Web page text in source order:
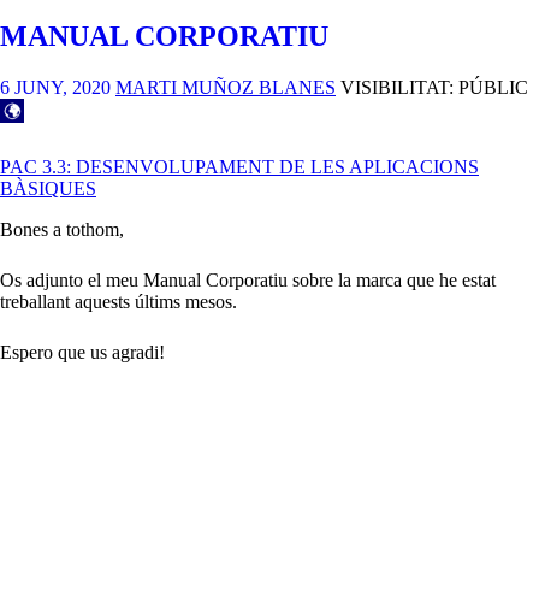
LUCKY
(JORDI
MANUAL CORPORATIU
6 JUNY, 2020 MARTI MUÑOZ BLANES VISIBILITAT: PÚBLIC
PAC 3.3: DESENVOLUPAMENT DE LES APLICACIONS
BÀSIQUES
Bones a tothom,
Os adjunto el meu Manual Corporatiu sobre la marca que he estat
treballant aquests últims mesos.
Espero que us agradi!